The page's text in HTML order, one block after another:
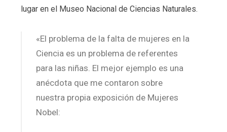
lugar en el Museo Nacional de Ciencias Naturales.
«El problema de la falta de mujeres en la
Ciencia es un problema de referentes
para las niñas. El mejor ejemplo es una
anécdota que me contaron sobre
nuestra propia exposición de Mujeres
Nobel: